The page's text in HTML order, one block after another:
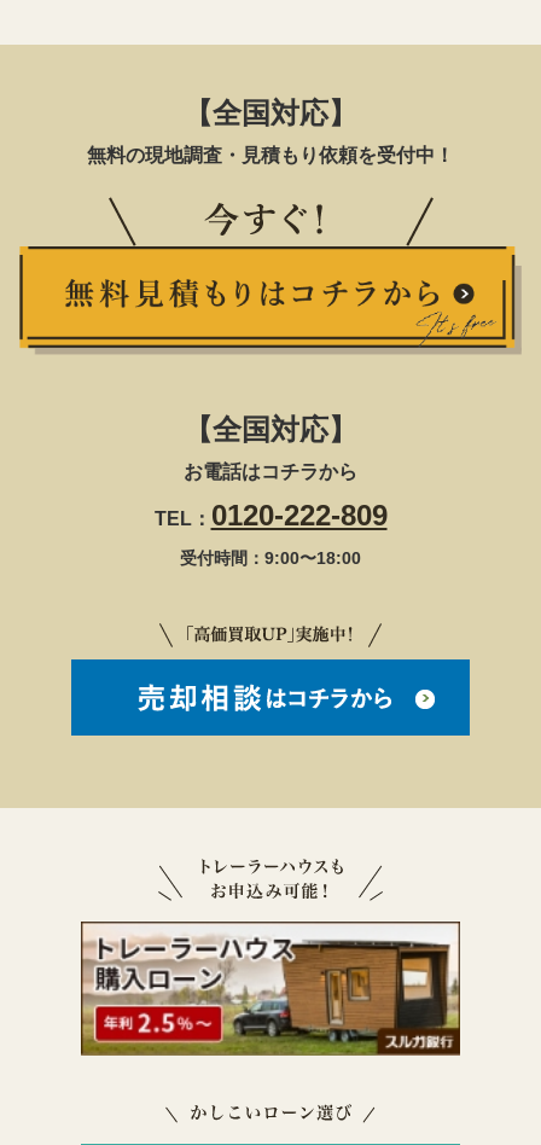
【全国対応】
無料の現地調査・見積もり依頼を受付中！
【全国対応】
お電話はコチラから
TEL： 0120-222-809
受付時間：9:00〜18:00